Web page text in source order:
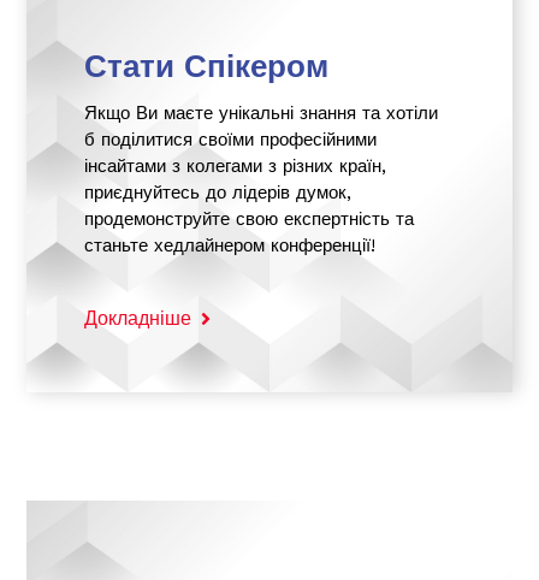
Стати Спікером
Якщо Ви маєте унікальні знання та хотіли
б поділитися своїми професійними
інсайтами з колегами з різних країн,
приєднуйтесь до лідерів думок,
продемонструйте свою експертність та
станьте хедлайнером конференції!
Докладніше